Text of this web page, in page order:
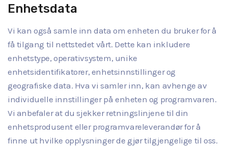
Enhetsdata
Vi kan også samle inn data om enheten du bruker for å
få tilgang til nettstedet vårt. Dette kan inkludere
enhetstype, operativsystem, unike
enhetsidentifikatorer, enhetsinnstillinger og
geografiske data. Hva vi samler inn, kan avhenge av
individuelle innstillinger på enheten og programvaren.
Vi anbefaler at du sjekker retningslinjene til din
enhetsprodusent eller programvareleverandør for å
finne ut hvilke opplysninger de gjør tilgjengelige til oss.